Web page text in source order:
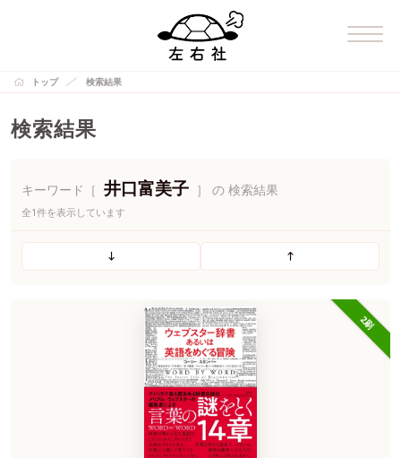
トップ 検索結果
検索結果
キーワード［ 井口富美子 ］ の 検索結果
全1件を表示しています
2刷